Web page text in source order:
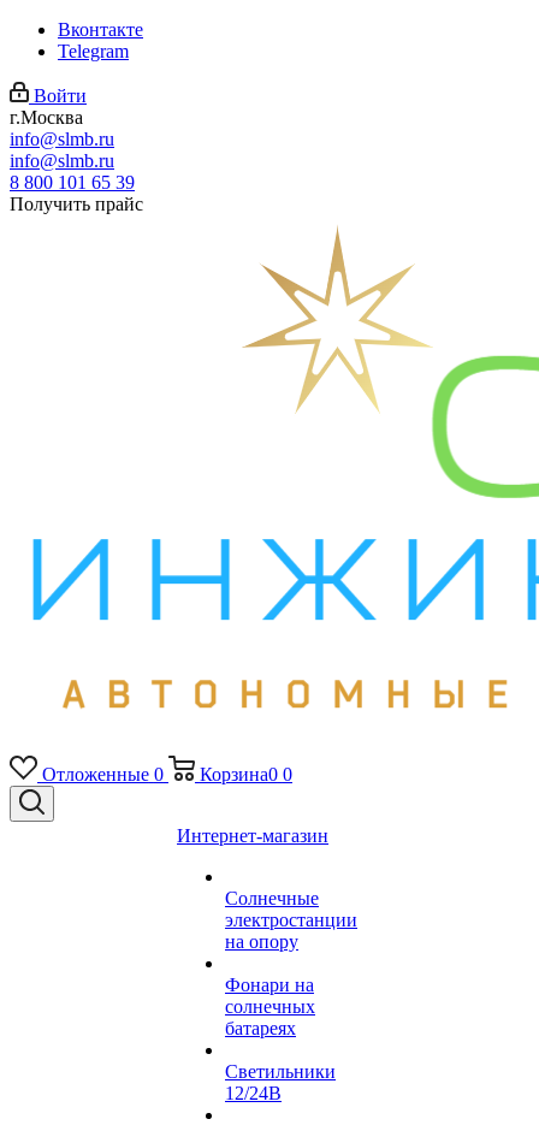
Вконтакте
Telegram
Войти
г.Москва
info@slmb.ru
info@slmb.ru
8 800 101 65 39
Получить прайс
Отложенные 0 Корзина0 0
Интернет-магазин
Солнечные
электростанции
на опору
Фонари на
солнечных
батареях
Светильники
12/24В